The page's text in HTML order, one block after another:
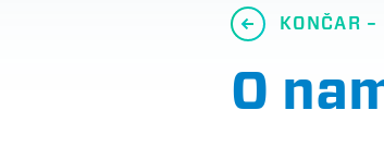
KONČAR
O